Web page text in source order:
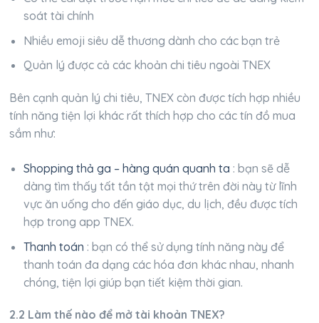
soát tài chính
Nhiều emoji siêu dễ thương dành cho các bạn trẻ
Quản lý được cả các khoản chi tiêu ngoài TNEX
Bên cạnh quản lý chi tiêu, TNEX còn được tích hợp nhiều
tính năng tiện lợi khác rất thích hợp cho các tín đồ mua
sắm như:
Shopping thả ga – hàng quán quanh ta : bạn sẽ dễ
dàng tìm thấy tất tần tật mọi thứ trên đời này từ lĩnh
vực ăn uống cho đến giáo dục, du lịch, đều được tích
hợp trong app TNEX.
Thanh toán : bạn có thể sử dụng tính năng này để
thanh toán đa dạng các hóa đơn khác nhau, nhanh
chóng, tiện lợi giúp bạn tiết kiệm thời gian.
2.2 Làm thế nào để mở tài khoản TNEX?